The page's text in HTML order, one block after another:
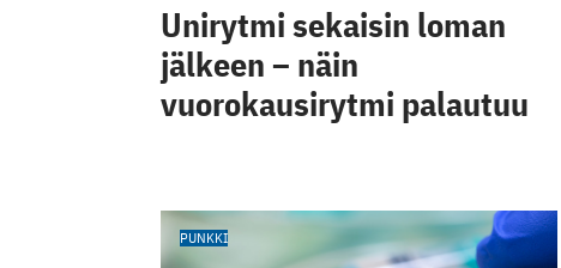
Unirytmi sekaisin loman
jälkeen – näin
vuorokausirytmi palautuu
PUNKKI